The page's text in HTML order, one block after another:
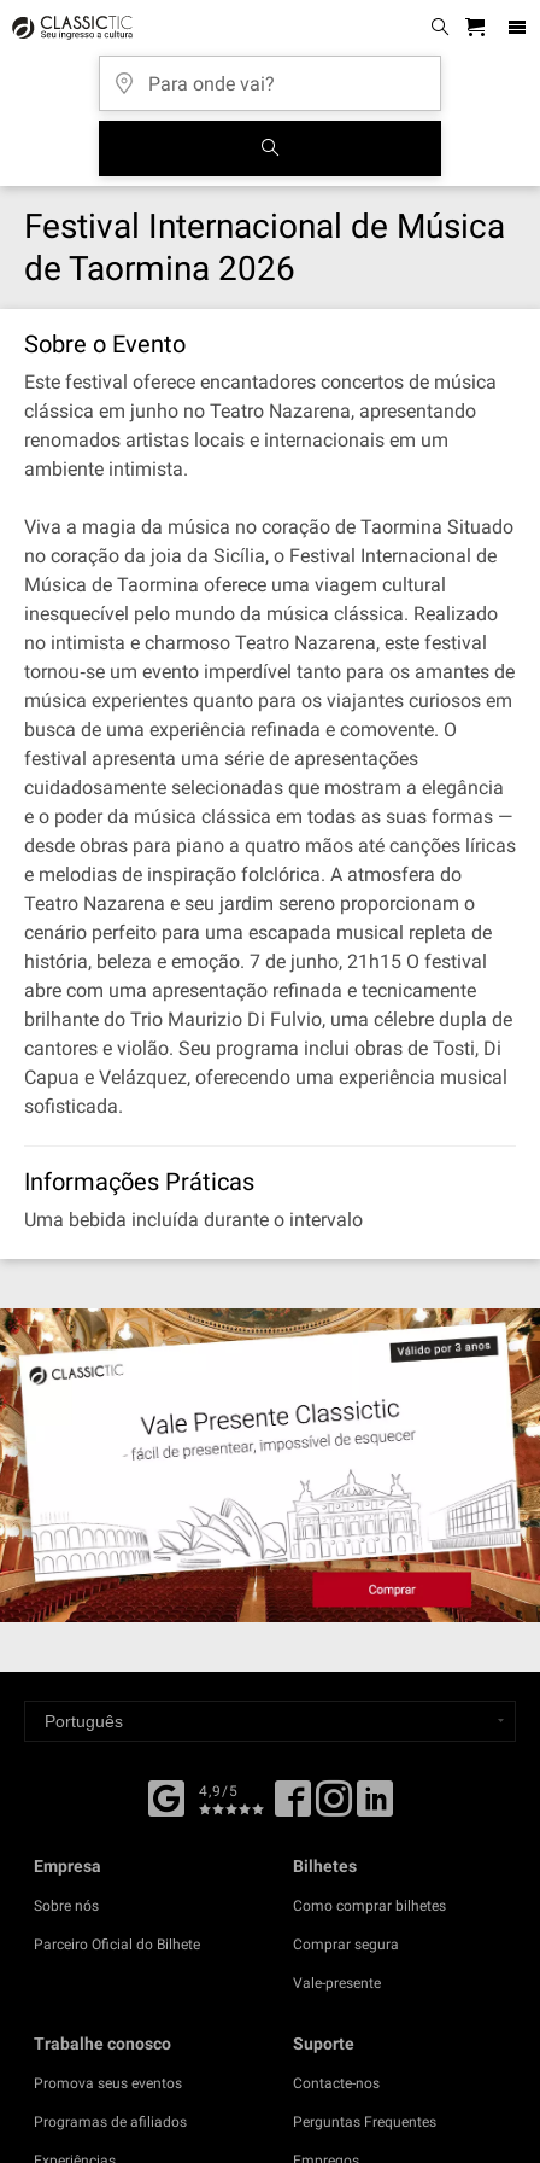
Festival Internacional de Música
de Taormina 2026
Sobre o Evento
Este festival oferece encantadores concertos de música
clássica em junho no Teatro Nazarena, apresentando
renomados artistas locais e internacionais em um
ambiente intimista.
Viva a magia da música no coração de Taormina Situado
no coração da joia da Sicília, o Festival Internacional de
Música de Taormina oferece uma viagem cultural
inesquecível pelo mundo da música clássica. Realizado
no intimista e charmoso Teatro Nazarena, este festival
tornou‐se um evento imperdível tanto para os amantes de
música experientes quanto para os viajantes curiosos em
busca de uma experiência refinada e comovente. O
festival apresenta uma série de apresentações
cuidadosamente selecionadas que mostram a elegância
e o poder da música clássica em todas as suas formas —
desde obras para piano a quatro mãos até canções líricas
e melodias de inspiração folclórica. A atmosfera do
Teatro Nazarena e seu jardim sereno proporcionam o
cenário perfeito para uma escapada musical repleta de
história, beleza e emoção. 7 de junho, 21h15 O festival
abre com uma apresentação refinada e tecnicamente
brilhante do Trio Maurizio Di Fulvio, uma célebre dupla de
cantores e violão. Seu programa inclui obras de Tosti, Di
Capua e Velázquez, oferecendo uma experiência musical
sofisticada.
Informações Práticas
Uma bebida incluída durante o intervalo
4,9/5
Empresa
Sobre nós
Parceiro Oficial do Bilhete
Bilhetes
Como comprar bilhetes
Comprar segura
Vale-presente
Trabalhe conosco
Promova seus eventos
Programas de afiliados
Suporte
Contacte-nos
Perguntas Frequentes